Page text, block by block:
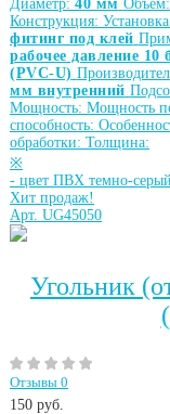
Диаметр: 40 мм Объём:
Конструкция:
фитинг под клей
рабочее давление 10
(PVC-U)
мм внутренний
Мощность: Мощность
способность:
обработки: Толщина:
※
- цвет ПВХ темно-серый
Хит продаж!
Арт. UG45050
Угольник
Отзывы 0
150 руб.